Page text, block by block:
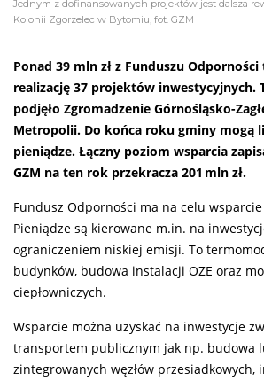
Jednym z dofinansowanych projektów jest dalsza
Kolonii Zgorzelec w Bytomiu, fot. GZM
Ponad 39 mln zł z Funduszu
realizację 37 projektów inwestycyjnych.
podjęło Zgromadzenie Górnośląsko-
Metropolii. Do końca roku gminy mogą
pieniądze. Łączny poziom wsparcia
GZM na ten rok przekracza 201 mln zł.
Fundusz Odporności ma na celu
Pieniądze są kierowane m.in. na
ograniczeniem niskiej emisji. To
budynków, budowa instalacji OZE oraz
ciepłowniczych.
Wsparcie można uzyskać na inwestycje
transportem publicznym jak np. budowa
zintegrowanych węzłów